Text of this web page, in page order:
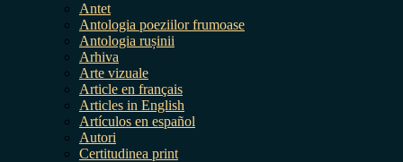
Antet
Antologia poeziilor frumoase
Antologia rușinii
Arhiva
Arte vizuale
Article en français
Articles in English
Artículos en español
Autori
Certitudinea print